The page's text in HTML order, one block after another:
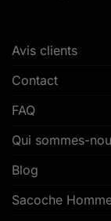
Avis clients
Contact
FAQ
Qui sommes-
Blog
Sacoche